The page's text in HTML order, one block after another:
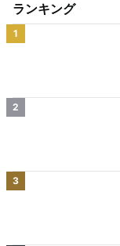
ランキング
1
2
3